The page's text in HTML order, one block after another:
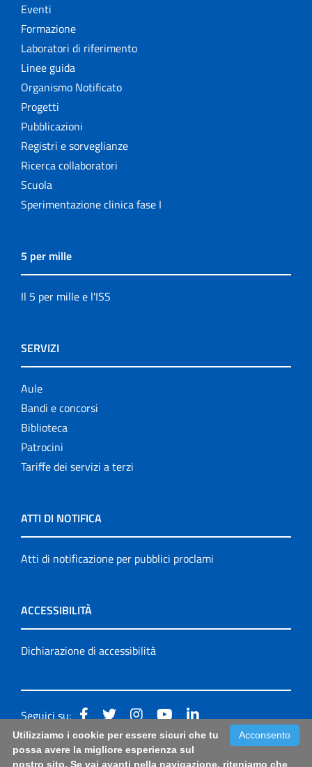
Eventi
Formazione
Laboratori di riferimento
Linee guida
Organismo Notificato
Progetti
Pubblicazioni
Registri e sorveglianze
Ricerca collaboratori
Scuola
Sperimentazione clinica fase I
5 per mille
Il 5 per mille e l'ISS
SERVIZI
Aule
Bandi e concorsi
Biblioteca
Patrocini
Tariffe dei servizi a terzi
ATTI DI NOTIFICA
Atti di notificazione per pubblici proclami
ACCESSIBILITÀ
Dichiarazione di accessibilità
Seguici su:
Accessibilità: form di segnalazione di prima istanza per
Acconsento
Utilizziamo i cookie per essere sicuri che tu
possa avere la migliore esperienza sul
nostro sito. Se vai avanti nella navigazione, riteniamo che